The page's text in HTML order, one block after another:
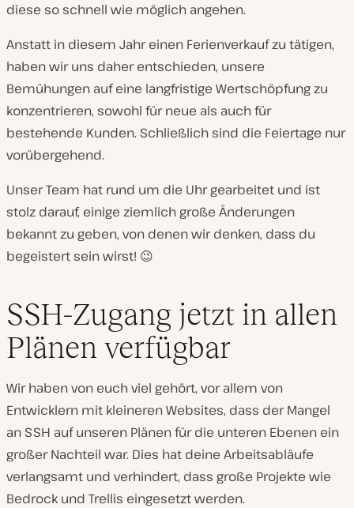
diese so schnell wie möglich angehen.
Anstatt in diesem Jahr einen Ferienverkauf zu tätigen,
haben wir uns daher entschieden, unsere
Bemühungen auf eine langfristige Wertschöpfung zu
konzentrieren, sowohl für neue als auch für
bestehende Kunden. Schließlich sind die Feiertage nur
vorübergehend.
Unser Team hat rund um die Uhr gearbeitet und ist
stolz darauf, einige ziemlich große Änderungen
bekannt zu geben, von denen wir denken, dass du
begeistert sein wirst! 😉
SSH-Zugang jetzt in allen
Plänen verfügbar
Wir haben von euch viel gehört, vor allem von
Entwicklern mit kleineren Websites, dass der Mangel
an SSH auf unseren Plänen für die unteren Ebenen ein
großer Nachteil war. Dies hat deine Arbeitsabläufe
verlangsamt und verhindert, dass große Projekte wie
Bedrock und Trellis eingesetzt werden.